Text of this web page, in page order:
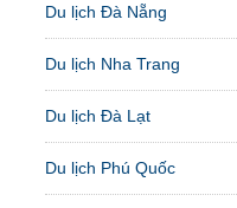
Du lịch Đà Nẵng
Du lịch Nha Trang
Du lịch Đà Lạt
Du lịch Phú Quốc